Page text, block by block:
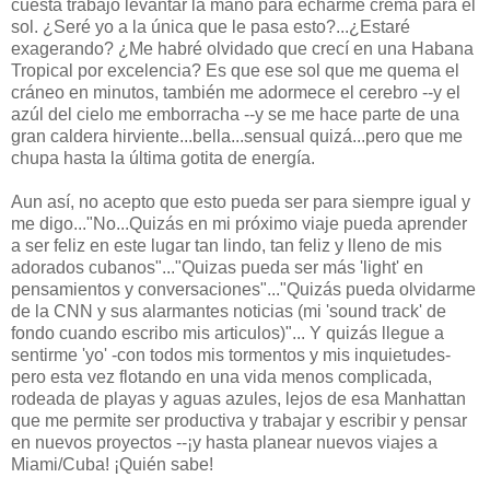
cuesta trabajo levantar la mano para echarme crema para el
sol. ¿Seré yo a la única que le pasa esto?...¿Estaré
exagerando? ¿Me habré olvidado que crecí en una Habana
Tropical por excelencia? Es que ese sol que me quema el
cráneo en minutos, también me adormece el cerebro --y el
azúl del cielo me emborracha --y se me hace parte de una
gran caldera hirviente...bella...sensual quizá...pero que me
chupa hasta la última gotita de energía.
Aun así, no acepto que esto pueda ser para siempre igual y
me digo..."No...Quizás en mi próximo viaje pueda aprender
a ser feliz en este lugar tan lindo, tan feliz y lleno de mis
adorados cubanos"..."Quizas pueda ser más 'light' en
pensamientos y conversaciones"..."Quizás pueda olvidarme
de la CNN y sus alarmantes noticias (mi 'sound track' de
fondo cuando escribo mis articulos)"... Y quizás llegue a
sentirme 'yo' -con todos mis tormentos y mis inquietudes-
pero esta vez flotando en una vida menos complicada,
rodeada de playas y aguas azules, lejos de esa Manhattan
que me permite ser productiva y trabajar y escribir y pensar
en nuevos proyectos --¡y hasta planear nuevos viajes a
Miami/Cuba! ¡Quién sabe!